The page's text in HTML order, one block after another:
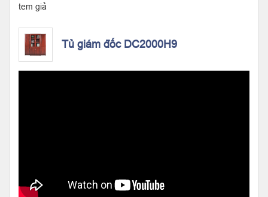
tem giả
Tủ giám đốc DC2000H9